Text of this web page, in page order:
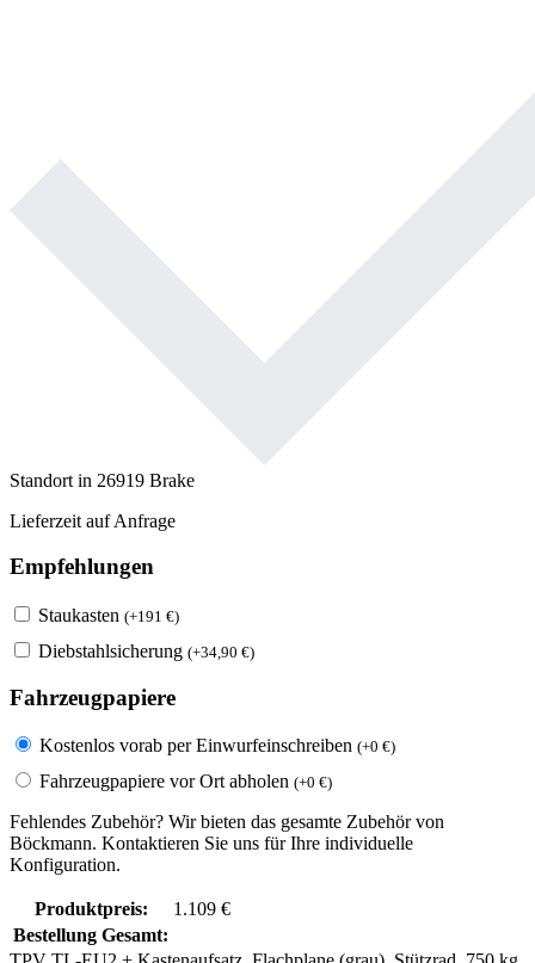
Standort in 26919 Brake
Lieferzeit auf Anfrage
Empfehlungen
Staukasten (+191 €)
Diebstahlsicherung (+34,90 €)
Fahrzeugpapiere
Kostenlos vorab per Einwurfeinschreiben (+0 €)
Fahrzeugpapiere vor Ort abholen (+0 €)
Fehlendes Zubehör? Wir bieten das gesamte Zubehör von
Böckmann. Kontaktieren Sie uns für Ihre individuelle
Konfiguration.
Produktpreis: 1.109 €
Bestellung Gesamt: